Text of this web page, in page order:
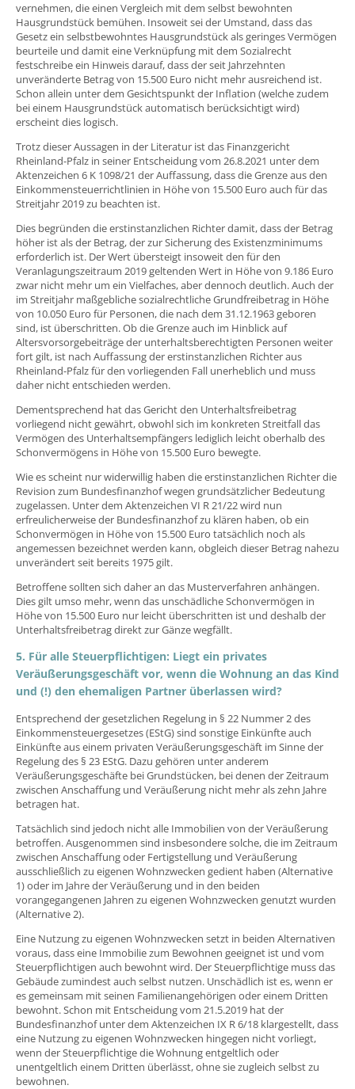
vernehmen, die einen Vergleich mit dem selbst bewohnten
Hausgrundstück bemühen. Insoweit sei der Umstand, dass das
Gesetz ein selbstbewohntes Hausgrundstück als geringes Vermögen
beurteile und damit eine Verknüpfung mit dem Sozialrecht
festschreibe ein Hinweis darauf, dass der seit Jahrzehnten
unveränderte Betrag von 15.500 Euro nicht mehr ausreichend ist.
Schon allein unter dem Gesichtspunkt der Inflation (welche zudem
bei einem Hausgrundstück automatisch berücksichtigt wird)
erscheint dies logisch.
Trotz dieser Aussagen in der Literatur ist das Finanzgericht
Rheinland-Pfalz in seiner Entscheidung vom 26.8.2021 unter dem
Aktenzeichen 6 K 1098/21 der Auffassung, dass die Grenze aus den
Einkommensteuerrichtlinien in Höhe von 15.500 Euro auch für das
Streitjahr 2019 zu beachten ist.
Dies begründen die erstinstanzlichen Richter damit, dass der Betrag
höher ist als der Betrag, der zur Sicherung des Existenzminimums
erforderlich ist. Der Wert übersteigt insoweit den für den
Veranlagungszeitraum 2019 geltenden Wert in Höhe von 9.186 Euro
zwar nicht mehr um ein Vielfaches, aber dennoch deutlich. Auch der
im Streitjahr maßgebliche sozialrechtliche Grundfreibetrag in Höhe
von 10.050 Euro für Personen, die nach dem 31.12.1963 geboren
sind, ist überschritten. Ob die Grenze auch im Hinblick auf
Altersvorsorgebeiträge der unterhaltsberechtigten Personen weiter
fort gilt, ist nach Auffassung der erstinstanzlichen Richter aus
Rheinland-Pfalz für den vorliegenden Fall unerheblich und muss
daher nicht entschieden werden.
Dementsprechend hat das Gericht den Unterhaltsfreibetrag
vorliegend nicht gewährt, obwohl sich im konkreten Streitfall das
Vermögen des Unterhaltsempfängers lediglich leicht oberhalb des
Schonvermögens in Höhe von 15.500 Euro bewegte.
Wie es scheint nur widerwillig haben die erstinstanzlichen Richter die
Revision zum Bundesfinanzhof wegen grundsätzlicher Bedeutung
zugelassen. Unter dem Aktenzeichen VI R 21/22 wird nun
erfreulicherweise der Bundesfinanzhof zu klären haben, ob ein
Schonvermögen in Höhe von 15.500 Euro tatsächlich noch als
angemessen bezeichnet werden kann, obgleich dieser Betrag nahezu
unverändert seit bereits 1975 gilt.
Betroffene sollten sich daher an das Musterverfahren anhängen.
Dies gilt umso mehr, wenn das unschädliche Schonvermögen in
Höhe von 15.500 Euro nur leicht überschritten ist und deshalb der
Unterhaltsfreibetrag direkt zur Gänze wegfällt.
5. Für alle Steuerpflichtigen: Liegt ein privates
Veräußerungsgeschäft vor, wenn die Wohnung an das Kind
und (!) den ehemaligen Partner überlassen wird?
Entsprechend der gesetzlichen Regelung in § 22 Nummer 2 des
Einkommensteuergesetzes (EStG) sind sonstige Einkünfte auch
Einkünfte aus einem privaten Veräußerungsgeschäft im Sinne der
Regelung des § 23 EStG. Dazu gehören unter anderem
Veräußerungsgeschäfte bei Grundstücken, bei denen der Zeitraum
zwischen Anschaffung und Veräußerung nicht mehr als zehn Jahre
betragen hat.
Tatsächlich sind jedoch nicht alle Immobilien von der Veräußerung
betroffen. Ausgenommen sind insbesondere solche, die im Zeitraum
zwischen Anschaffung oder Fertigstellung und Veräußerung
ausschließlich zu eigenen Wohnzwecken gedient haben (Alternative
1) oder im Jahre der Veräußerung und in den beiden
vorangegangenen Jahren zu eigenen Wohnzwecken genutzt wurden
(Alternative 2).
Eine Nutzung zu eigenen Wohnzwecken setzt in beiden Alternativen
voraus, dass eine Immobilie zum Bewohnen geeignet ist und vom
Steuerpflichtigen auch bewohnt wird. Der Steuerpflichtige muss das
Gebäude zumindest auch selbst nutzen. Unschädlich ist es, wenn er
es gemeinsam mit seinen Familienangehörigen oder einem Dritten
bewohnt. Schon mit Entscheidung vom 21.5.2019 hat der
Bundesfinanzhof unter dem Aktenzeichen IX R 6/18 klargestellt, dass
eine Nutzung zu eigenen Wohnzwecken hingegen nicht vorliegt,
wenn der Steuerpflichtige die Wohnung entgeltlich oder
unentgeltlich einem Dritten überlässt, ohne sie zugleich selbst zu
bewohnen.